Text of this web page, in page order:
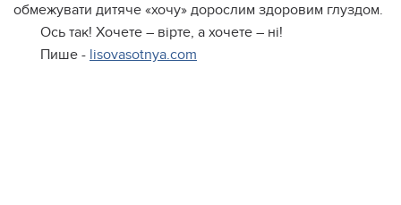
обмежувати дитяче «хочу» дорослим здоровим глуздом.
Ось так! Хочете – вірте, а хочете – ні!
Пише - lisovasotnya.com